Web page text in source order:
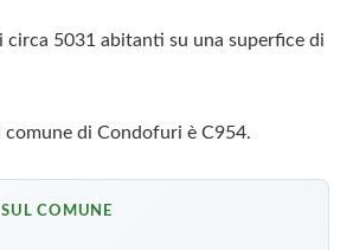
5031 abitanti su una superfice di
comune di Condofuri è C954.
COMUNE